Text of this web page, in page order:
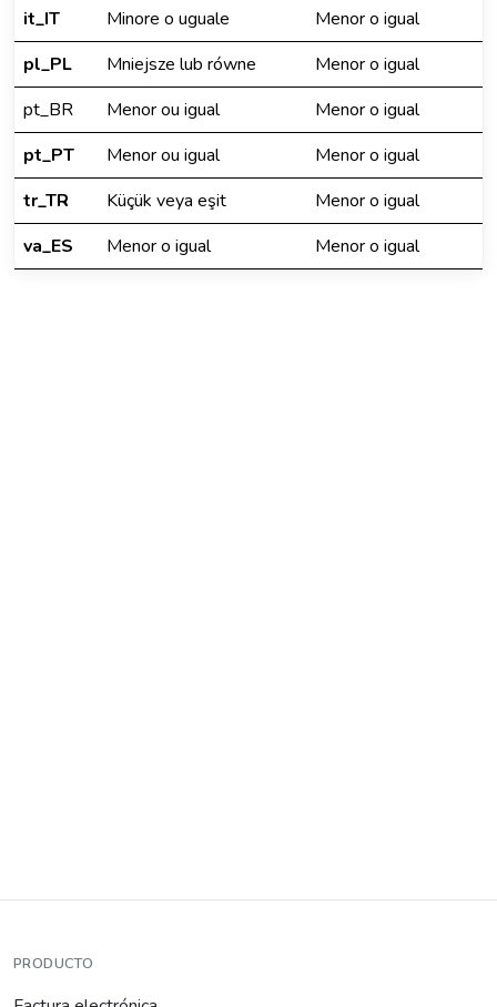
it_IT
Minore o uguale
Menor o igual
pl_PL
Mniejsze lub równe
Menor o igual
pt_BR
Menor ou igual
Menor o igual
pt_PT
Menor ou igual
Menor o igual
tr_TR
Küçük veya eşit
Menor o igual
va_ES
Menor o igual Menor o igual
PRODUCTO